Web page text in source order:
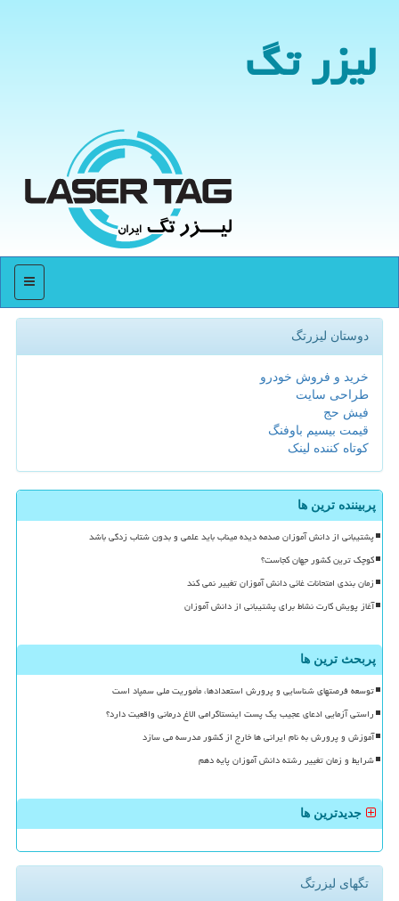
لیزر تگ
منو
دوستان لیزرتگ
خرید و فروش خودرو
طراحی سایت
فیش حج
قیمت بیسیم باوفنگ
کوتاه کننده لینک
پربیننده ترین ها
پشتیبانی از دانش آموزان صدمه دیده میناب باید علمی و بدون شتاب زدگی باشد
کوچک ترین کشور جهان کجاست؟
زمان بندی امتحانات غائی دانش آموزان تغییر نمی کند
آغاز پویش کارت نشاط برای پشتیبانی از دانش آموزان
پربحث ترین ها
توسعه فرصتهای شناسایی و پرورش استعدادها، مأموریت ملی سمپاد است
راستی آزمایی ادعای عجیب یک پست اینستاگرامی الاغ درمانی واقعیت دارد؟
آموزش و پرورش به نام ایرانی ها خارج از کشور مدرسه می سازد
شرایط و زمان تغییر رشته دانش آموزان پایه دهم
جدیدترین ها
تگهای لیزرتگ